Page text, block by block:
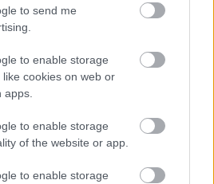
to send me
to enable storage
cookies on web or
to enable storage
of the website or app.
to enable storage